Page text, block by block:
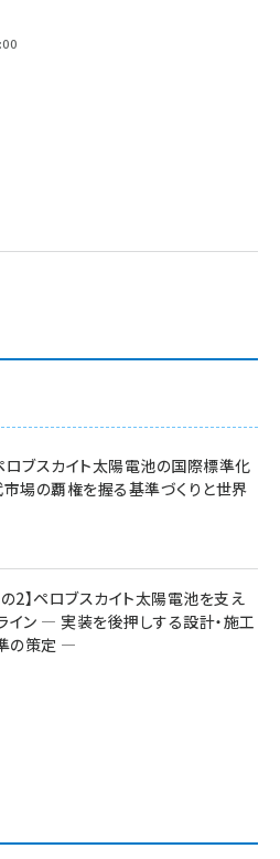
ロブスカイト太陽電池の国際標準化
場の覇権を握る基準づくりと世界
2】ペロブスカイト太陽電池を支え
イン ― 実装を後押しする設計・施工
の策定 ―